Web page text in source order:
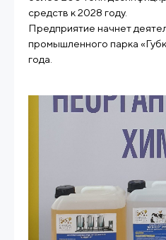
средств к 2028 году.
Предприятие начнет
промышленного парка
года.